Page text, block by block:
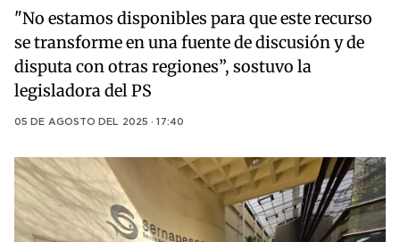
"No estamos disponibles para que este recurso
se transforme en una fuente de discusión y de
disputa con otras regiones”, sostuvo la
legisladora del PS
05 DE AGOSTO DEL 2025 · 17:40